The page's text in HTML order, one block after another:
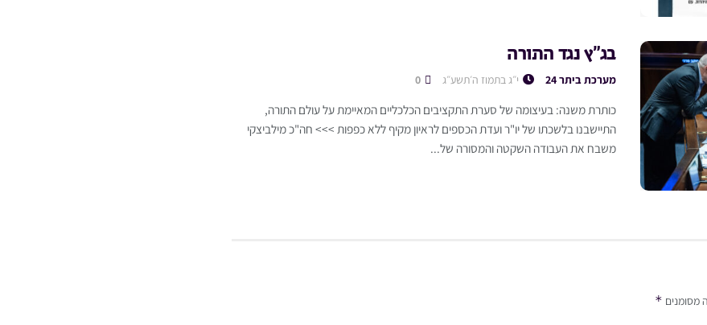
בג”ץ נגד התורה
מערכת ביתר 24 י״ג בתמוז ה׳תשע״ג
כותרת משנה: בעיצומה של סערת התקציבים הכלכליים המאיימת על עולם התורה,
התיישבנו בלשכתו של יו"ר ועדת הכספים לראיון מקיף ללא כפפות >>> חה"כ מילביצקי
משבח את העבודה השקטה והמסורה של...
מסומנים *